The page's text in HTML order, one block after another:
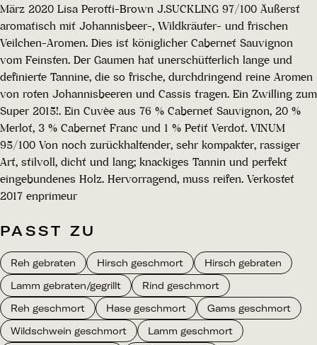
März 2020 Lisa Perotti-Brown J.SUCKLING 97/100 Äußerst
aromatisch mit Johannisbeer-, Wildkräuter- und frischen
Veilchen-Aromen. Dies ist königlicher Cabernet Sauvignon
vom Feinsten. Der Gaumen hat unerschütterlich lange und
definierte Tannine, die so frische, durchdringend reine Aromen
von roten Johannisbeeren und Cassis tragen. Ein Zwilling zum
Super 2015!. Ein Cuvèe aus 76 % Cabernet Sauvignon, 20 %
Merlot, 3 % Cabernet Franc und 1 % Petit Verdot. VINUM
95/100 Von noch zurückhaltender, sehr kompakter, rassiger
Art, stilvoll, dicht und lang; knackiges Tannin und perfekt
eingebundenes Holz. Hervorragend, muss reifen. Verkostet
2017 enprimeur
PASST ZU
Reh gebraten Hirsch geschmort
Hirsch gebraten
Lamm gebraten/gegrillt
Rind geschmort
Reh geschmort
Hase geschmort
Gams geschmort
Wildschwein geschmort
Lamm geschmort